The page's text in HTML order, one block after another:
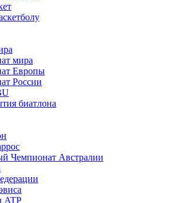
мира
Европы
России
биатлона
Чемпионат Австралии
ATP